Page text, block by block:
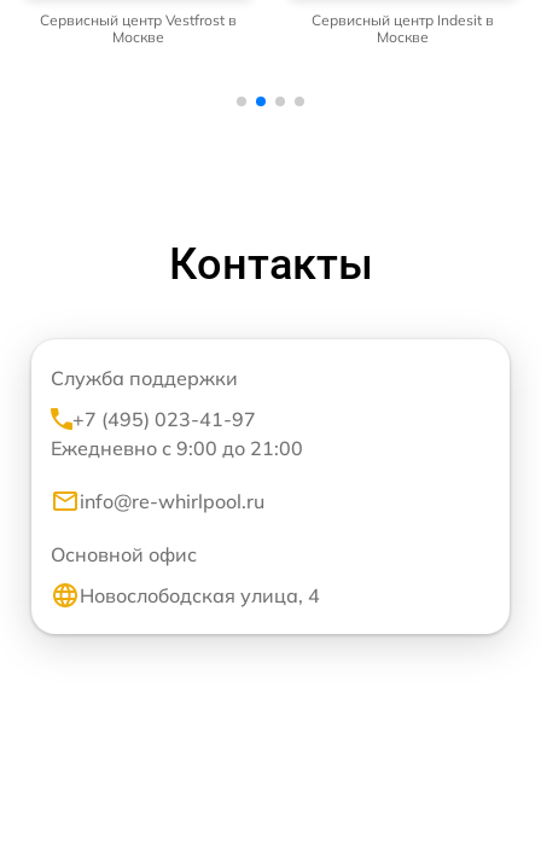
Сервисный центр Vestfrost в
Москве
Сервисный центр Indesit в
Москве
Контакты
Служба поддержки
+7 (495) 023-41-97
Ежедневно с 9:00 до 21:00
info@re-whirlpool.ru
Основной офис
Новослободская улица, 4